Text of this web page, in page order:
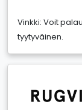
Vinkki: Voit
tyytyväinen.